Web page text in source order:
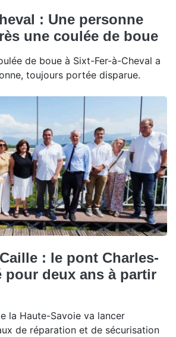
: Une personne
une coulée de boue
de boue à Sixt-Fer-à-Cheval a
toujours portée disparue.
: le pont Charles-
pour deux ans à partir
la Haute-Savoie va lancer
de réparation et de sécurisation